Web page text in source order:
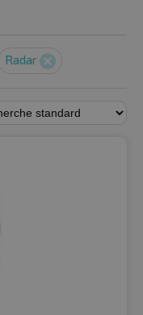
Radar